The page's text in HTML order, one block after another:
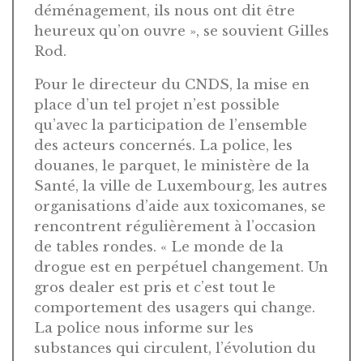
déménagement, ils nous ont dit être
heureux qu’on ouvre », se souvient Gilles
Rod.
Pour le directeur du CNDS, la mise en
place d’un tel projet n’est possible
qu’avec la participation de l’ensemble
des acteurs concernés. La police, les
douanes, le parquet, le ministère de la
Santé, la ville de Luxembourg, les autres
organisations d’aide aux toxicomanes, se
rencontrent régulièrement à l’occasion
de tables rondes. « Le monde de la
drogue est en perpétuel changement. Un
gros dealer est pris et c’est tout le
comportement des usagers qui change.
La police nous informe sur les
substances qui circulent, l’évolution du